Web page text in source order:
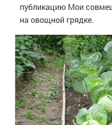
публикацию Мои
на овощной грядке.